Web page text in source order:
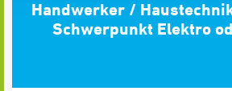
Handwerker /
Schwerpunkt Elektro